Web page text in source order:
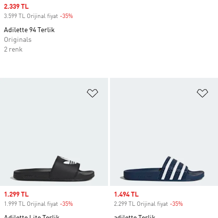
Sale price
1.299 TL
1.999 TL Orijinal fiyat -35%
Sale price
1.494 TL
2.299 TL Orijinal fiyat -35%
Sale price
2.339 TL
3.599 TL Orijinal fiyat -35%
Adilette 94 Terlik
Originals
2 renk